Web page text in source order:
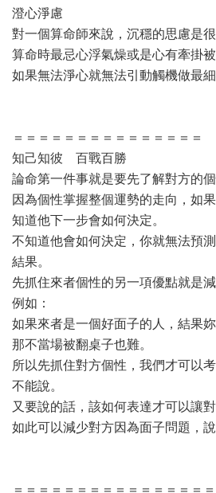
澄心淨慮
對一個算命師來說，沉穩的思慮是很
算命時最忌心浮氣燥或是心有牽掛被
如果無法淨心就無法引動觸機做最細
＝＝＝＝＝＝＝＝＝＝＝＝＝＝＝
知己知彼 百戰百勝
論命第一件事就是要先了解對方的個
因為個性掌握整個運勢的走向，如
知道他下一步會如何決定。
不知道他會如何決定，你就無法預
結果。
先抓住來者個性的另一項優點就是減
例如：
如果來者是一個好面子的人，結果
那不當場被翻桌子也難。
所以先抓住對方個性，我們才可以
不能說。
又要說的話，該如何表達才可以讓對
如此可以減少對方因為面子問題，說
＝＝＝＝＝＝＝＝＝＝＝＝＝＝＝＝